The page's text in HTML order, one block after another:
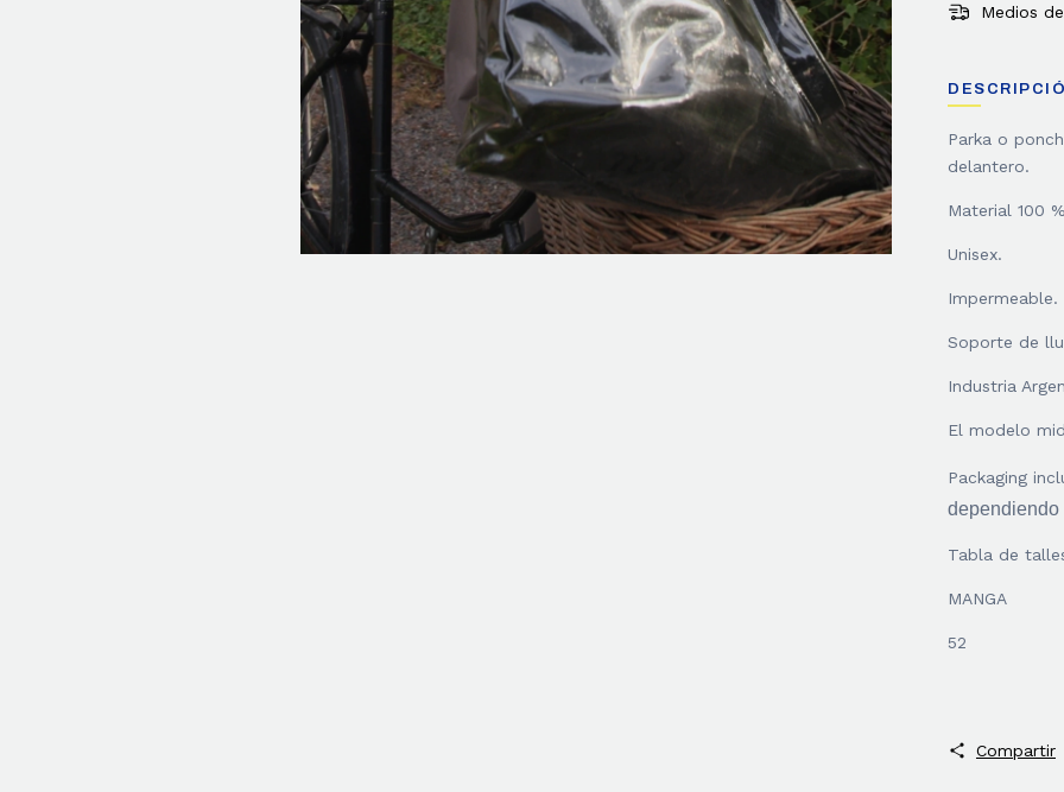
Medios
Parka o
delantero.
Material 100
Unisex.
Impermeable.
Soporte de
Industria
El modelo
Packaging
dependiendo
Tabla de
MANGA
52
Compartir